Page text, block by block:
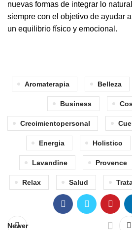
nuevas formas de integrar lo
siempre con el objetivo de ayudar
un equilibrio físico y emocional.
Aromaterapia Belleza
Business
Crecimientopersonal
Energia Holistico
Lavandine Provence
Relax Salud
Newer